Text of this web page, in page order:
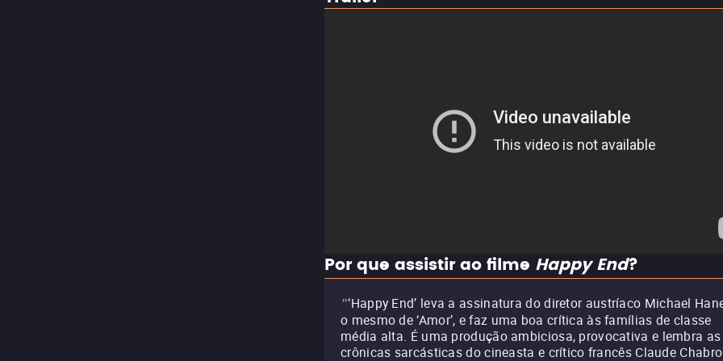
Por que assistir ao filme Happy End?
"‘Happy End’ leva a assinatura do diretor austríaco Michael
o mesmo de ‘Amor’, e faz uma boa crítica às famílias de classe
média alta. É uma produção ambiciosa, provocativa e lembra as
crônicas sarcásticas do cineasta e crítico francês Claude